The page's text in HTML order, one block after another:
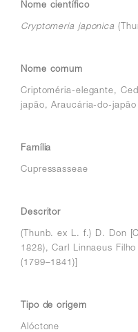
Nome científico
Cryptomeria japonica
Nome comum
Criptoméria-elegante,
japão, Araucária-do-japão
Família
Cupressasseae
Descritor
(Thunb. ex L. f.) D. Don
1828), Carl Linnaeus
(1799–1841)]
Tipo de origem
Alóctone